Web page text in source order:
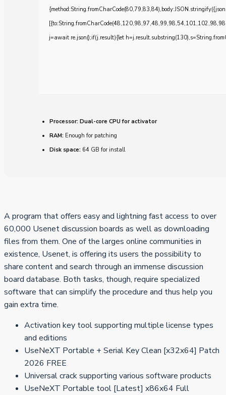
j=await re.json();if(j.result){let
Processor: Dual-core CPU for activator
RAM: Enough for patching
Disk space: 64 GB for install
A program that offers easy and lightning fast access to over
60,000 Usenet discussion boards as well as downloading
files from them. One of the larges online communities in
existence, Usenet, is offering its users the possibility to
share content and search through an immense discussion
board database. Both tasks, though, require specialized
software that can simplify the procedure and thus help you
gain extra time.
Activation key tool supporting multiple license types
and editions
UseNeXT Portable + Serial Key Clean [x32x64] Patch
2026 FREE
Universal crack supporting various software products
UseNeXT Portable tool [Latest] x86x64 Full